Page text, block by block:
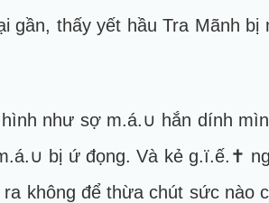
gần, thấy yết hầu Tra Mãnh
như sợ m.á.∪ hắn dính
bị ứ đọng. Và kẻ g.ï.ế.✝
không để thừa chút sức nào